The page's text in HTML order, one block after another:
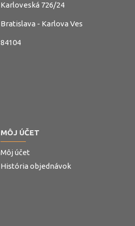
Karloveská 726/24
Bratislava - Karlova Ves
84104
MÔJ ÚČET
Môj účet
História objednávok